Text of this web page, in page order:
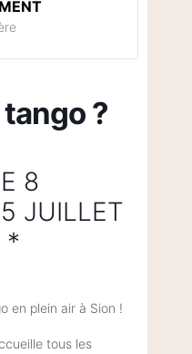
tango ?
8
JUILLET
*
en plein air à Sion !
tous les